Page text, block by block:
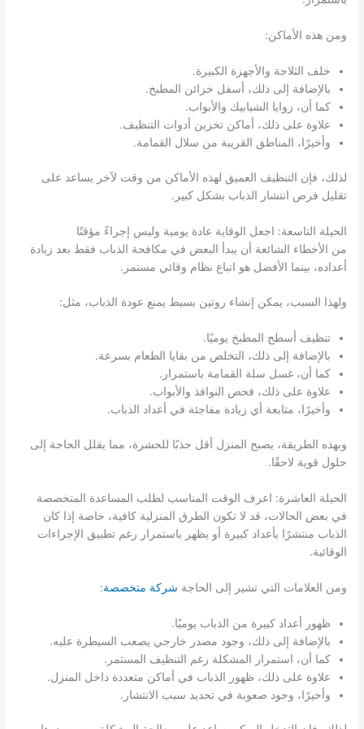
ومن هذه الأماكن:
خلف الثلاجة والأجهزة الكبيرة.
بالإضافة إلى ذلك، أسفل خزائن المطبخ.
كما أن، زوايا الشبابيك والأبواب.
علاوة على ذلك، أماكن تخزين أدوات التنظيف.
وأخيرًا، المناطق القريبة من سلال القمامة.
لذلك، فإن التنظيف العميق لهذه الأماكن من وقت لآخر يساعد على
تقليل فرص انتشار الذباب بشكل كبير.
الحيلة التاسعة: اجعل الوقاية عادة يومية وليس إجراءً مؤقتًا
من الأخطاء الشائعة أن يبدأ البعض في مكافحة الذباب فقط بعد زيادة
أعداده، بينما الأفضل هو اتباع نظام وقائي مستمر.
ولهذا السبب، يمكن إنشاء روتين بسيط يمنع عودة الذباب، مثل:
تنظيف أسطح المطبخ يوميًا.
بالإضافة إلى ذلك، التخلص من بقايا الطعام بسرعة.
كما أن، غسل سلة القمامة باستمرار.
علاوة على ذلك، فحص النوافذ والأبواب.
وأخيرًا، متابعة أي زيادة مفاجئة في أعداد الذباب.
وبهذه الطريقة، يصبح المنزل أقل جذبًا للحشرة، مما يقلل الحاجة إلى
حلول قوية لاحقًا.
الحيلة العاشرة: اعرف الوقت المناسب لطلب المساعدة المتخصصة
في بعض الحالات، قد لا تكون الطرق المنزلية كافية، خاصة إذا كان
الذباب منتشرًا بأعداد كبيرة أو يظهر باستمرار رغم تطبيق الإجراءات
الوقائية.
ومن العلامات التي تشير إلى الحاجة شركة متخصصة:
ظهور أعداد كبيرة من الذباب يوميًا.
بالإضافة إلى ذلك، وجود مصدر خارجي يصعب السيطرة عليه.
كما أن، استمرار المشكلة رغم التنظيف المستمر.
علاوة على ذلك، ظهور الذباب في أماكن متعددة داخل المنزل.
وأخيرًا، وجود صعوبة في تحديد سبب الانتشار.